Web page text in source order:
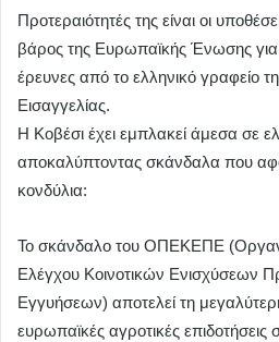
Προτεραιότητές της είναι οι
βάρος της Ευρωπαϊκής Ένωσης για
έρευνες από το ελληνικό γραφείο
Εισαγγελίας.
Η Κοβέσι έχει εμπλακεί άμεσα σε
αποκαλύπτοντας σκάνδαλα που
κονδύλια:
Το σκάνδαλο του ΟΠΕΚΕΠΕ
Ελέγχου Κοινοτικών Ενισχύσεων
Εγγυήσεων) αποτελεί τη
ευρωπαϊκές αγροτικές